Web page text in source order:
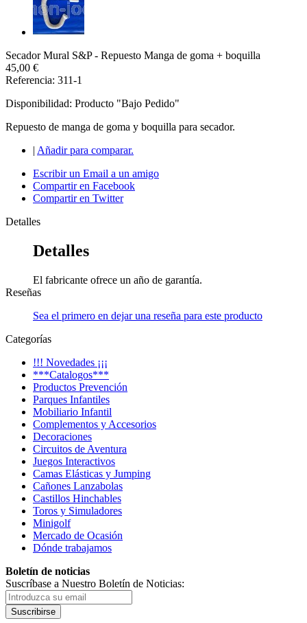
Secador Mural S&P - Repuesto Manga de goma + boquilla
45,00 €
Referencia: 311-1
Disponibilidad: Producto "Bajo Pedido"
Repuesto de manga de goma y boquilla para secador.
| Añadir para comparar.
Escribir un Email a un amigo
Compartir en Facebook
Compartir en Twitter
Detalles
Detalles
El fabricante ofrece un año de garantía.
Reseñas
Sea el primero en dejar una reseña para este producto
Categorías
!!! Novedades ¡¡¡
***Catalogos***
Productos Prevención
Parques Infantiles
Mobiliario Infantil
Complementos y Accesorios
Decoraciones
Circuitos de Aventura
Juegos Interactivos
Camas Elásticas y Jumping
Cañones Lanzabolas
Castillos Hinchables
Toros y Simuladores
Minigolf
Mercado de Ocasión
Dónde trabajamos
Boletín de noticias
Suscríbase a Nuestro Boletín de Noticias:
Suscribirse